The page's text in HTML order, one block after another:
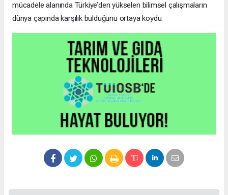
mücadele alanında Türkiye’den yükselen bilimsel çalışmaların
dünya çapında karşılık bulduğunu ortaya koydu.